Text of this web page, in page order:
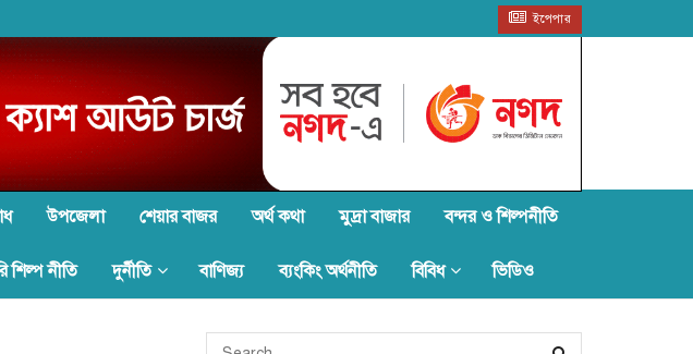
ইপেপার
উপজেলা শেয়ার বাজর অর্থ কথা মুদ্রা বাজার বন্দর ও শিল্পনীতি
শিল্প নীতি দুর্নীতি বাণিজ্য ব্যংকিং অর্থনীতি বিবিধ ভিডিও